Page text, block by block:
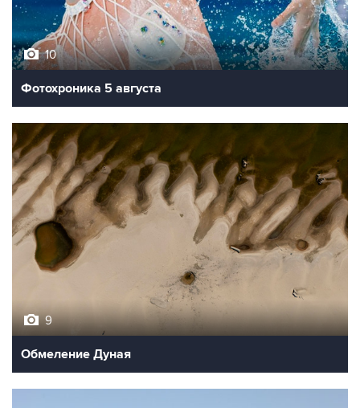
10
Фотохроника 5 августа
9
Обмеление Дуная